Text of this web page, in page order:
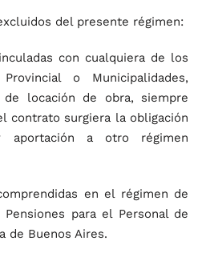
del presente régimen:
con cualquiera de los
o Municipalidades,
locación de obra, siempre
contrato surgiera la obligación
a otro régimen
en el régimen de
para el Personal de
de Buenos Aires.